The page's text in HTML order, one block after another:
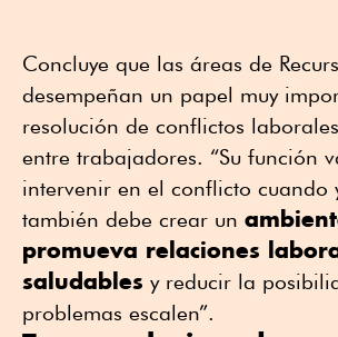
Concluye que las áreas de
desempeñan un papel muy
resolución de conflictos
entre trabajadores. “Su función
intervenir en el conflicto cuando
también debe crear un
promueva relaciones
saludables y reducir la
problemas escalen”.